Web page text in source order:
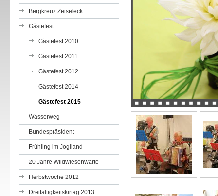
Bergkreuz Zeiseleck
Gästefest
Gästefest 2010
Gästefest 2011
Gästefest 2012
Gästefest 2014
Gästefest 2015
Wasserweg
Bundespräsident
Frühling im Joglland
20 Jahre Wildwiesenwarte
Herbstwoche 2012
Dreifaltigkeitskirtag 2013